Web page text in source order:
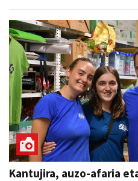
Kantujira, auzo-afaria